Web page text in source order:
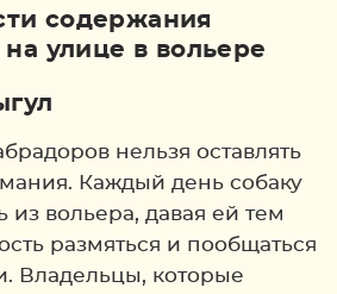
нельзя оставлять
Каждый день собаку
из вольера, давая ей тем
размяться и пообщаться
Владельцы, которые